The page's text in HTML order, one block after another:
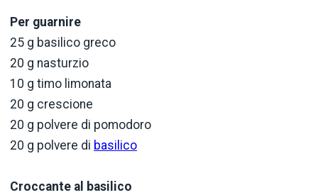
Per guarnire
25 g basilico greco
20 g nasturzio
10 g timo limonata
20 g crescione
20 g polvere di pomodoro
20 g polvere di basilico
Croccante al basilico